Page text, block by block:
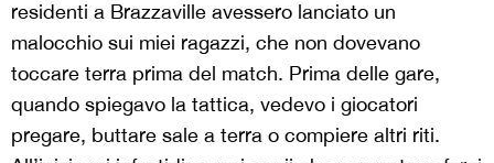
residenti a Brazzaville avessero lanciato un
malocchio sui miei ragazzi, che non dovevano
toccare terra prima del match. Prima delle gare,
quando spiegavo la tattica, vedevo i giocatori
pregare, buttare sale a terra o compiere altri riti.